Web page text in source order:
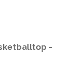
-